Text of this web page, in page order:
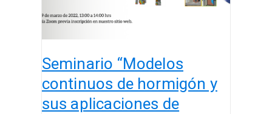
Seminario “Modelos
continuos de hormigón y
sus aplicaciones de
aplicaciones
y
gran
escala”